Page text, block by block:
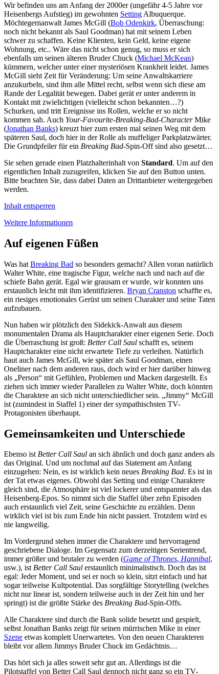
Wir befinden uns am Anfang der 2000er (ungefähr 4-5 Jahre vor
Heisenbergs Aufstieg) im gewohnten Setting Albuquerque.
Möchtegernanwalt James McGill (Bob Odenkirk, Überraschung:
noch nicht bekannt als Saul Goodman) hat mit seinem Leben
schwer zu schaffen. Keine Klienten, kein Geld, keine eigene
Wohnung, etc.. Wäre das nicht schon genug, so muss er sich
ebenfalls um seinen älteren Bruder Chuck (Michael McKean)
kümmern, welcher unter einer mysteriösen Krankheit leidet. James
McGill sieht Zeit für Veränderung: Um seine Anwaltskarriere
anzukurbeln, sind ihm alle Mittel recht, selbst wenn sich diese am
Rande der Legalität bewegen. Dabei gerät er unter anderem in
Kontakt mit zwielichtigen (vielleicht schon bekannten…?)
Schurken, und tritt Ereignisse ins Rollen, welche er so nicht
kommen sah. Auch Your-Favourite-Breaking-Bad-CharacterMike
(Jonathan Banks) kreuzt hier zum ersten mal seinen Weg mit dem
späteren Saul, doch hier in der Rolle als muffeliger Parkplatzwärter.
Die Grundpfeiler für ein Breaking Bad-Spin-Off sind also gesetzt…
Sie sehen gerade einen Platzhalterinhalt von Standard. Um auf den
eigentlichen Inhalt zuzugreifen, klicken Sie auf den Button unten.
Bitte beachten Sie, dass dabei Daten an Drittanbieter weitergegeben
werden.
Inhalt entsperren
Weitere Informationen
Auf eigenen Füßen
Was hat Breaking Bad so besonders gemacht? Allen voran natürlich
Walter White, eine tragische Figur, welche nach und nach auf die
schiefe Bahn gerät. Egal wie grausam er wurde, wir konnten uns
erstaunlich leicht mit ihm identifizieren. Bryan Cranston schaffte es,
ein riesiges emotionales Gerüst um seinen Charakter und seine Taten
aufzubauen.
Nun haben wir plötzlich den Sidekick-Anwalt aus diesem
monumentalen Drama als Hauptcharakter einer eigenen Serie. Doch
die Überraschung ist groß: Better Call Saul schafft es, seinem
Hauptcharakter eine nicht erwartete Tiefe zu verleihen. Natürlich
haut auch James McGill, wie später als Saul Goodman, einen
Oneliner nach dem anderen raus, doch wird er hier darüber hinweg
als „Person“ mit Gefühlen, Problemen und Macken dargestellt. Es
ziehen sich immer wieder Parallelen zu Walter White, doch könnten
die Charaktere an sich nicht unterschiedlicher sein. „Jimmy“ McGill
ist (zumindest in Staffel 1) einer der sympathischsten TV-
Protagonisten überhaupt.
Gemeinsamkeiten und Unterschiede
Ebenso istBetter Call Saul an sich ähnlich und doch ganz anders als
das Original. Und um nochmal auf das Statement am Anfang
einzugehen: Nein, es ist wirklich kein neues Breaking Bad. Es ist in
der Tat etwas eigenes. Obwohl das Setting und einige Charaktere
gleich sind, die Atmosphäre ist viel lockerer und entspannter als das
Heisenberg-Epos. So nimmt sich die Staffel über zehn Episoden
auch erstaunlich viel Zeit, seine Geschichte zu erzählen. Denn
wirklich viel ist bis zum Ende hin nicht passiert. Trotzdem wird es
nie langweilig.
Im Vordergrund stehen immer die Charaktere und hervorragend
geschriebene Dialoge. Im Gegensatz zum derzeitigen Serientrend,
immer größer und brutaler zu werden (Game of Thrones, Hannibal,
usw.), istBetter Call Saul erstaunlich minimalistisch. Doch das ist
egal: Jeder Moment, und sei er noch so klein, sitzt einfach und hat
sogar teilweise Kultpotential. Das sorgfältige Storytelling (welches
nicht nur linear ist, sondern teilweise auch in der Zeit hin und her
springt) ist die größte Stärke des Breaking Bad-Spin-Offs.
Alle Charaktere sind durch die Bank solide besetzt und gespielt,
selbst Jonathan Banks zeigt für seinen mürrischen Mike in einer
Szene etwas komplett Unerwartetes. Von den neuen Charakteren
bleibt vor allem Jimmys Bruder Chuck im Gedächtnis…
Das hört sich ja alles soweit sehr gut an. Allerdings ist die
Pilotstaffel von Better Call Saul dennoch nicht ganz so ein TV-